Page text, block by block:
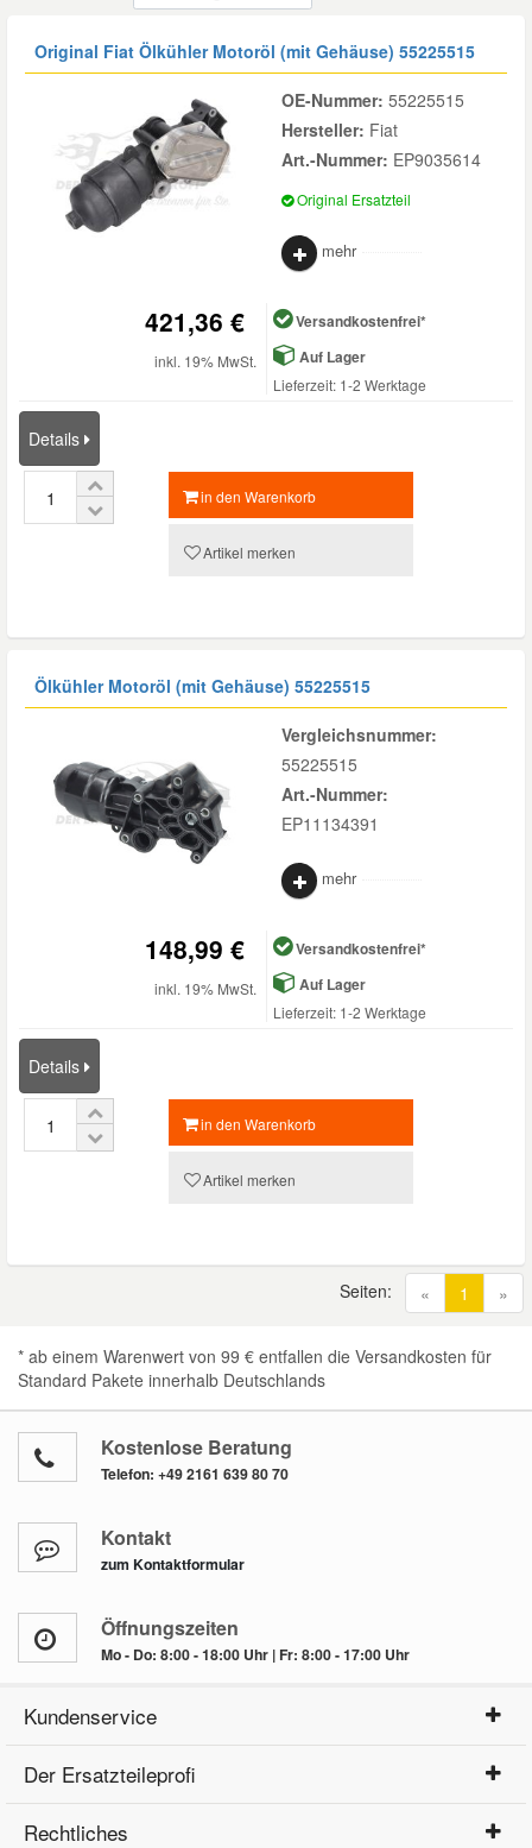
Original Fiat Ölkühler Motoröl (mit Gehäuse) 55225515
OE-Nummer: 55225515
Hersteller: Fiat
Art.-Nummer: EP9035614
Original Ersatzteil
mehr
421,36 €
inkl. 19% MwSt.
Versandkostenfrei*
Auf Lager
Lieferzeit: 1-2 Werktage
Details
in den Warenkorb
Artikel merken
Ölkühler Motoröl (mit Gehäuse) 55225515
Vergleichsnummer:
55225515
Art.-Nummer:
EP11134391
mehr
148,99 €
inkl. 19% MwSt.
Versandkostenfrei*
Auf Lager
Lieferzeit: 1-2 Werktage
Details
in den Warenkorb
Artikel merken
« 1 (current)
»
Seiten:
* ab einem Warenwert von 99 € entfallen die Versandkosten für
Standard Pakete innerhalb Deutschlands
Kostenlose Beratung
Telefon: +49 2161 639 80 70
Kontakt
zum Kontaktformular
Öffnungszeiten
Mo - Do: 8:00 - 18:00 Uhr | Fr: 8:00 - 17:00 Uhr
Kundenservice
Der Ersatzteileprofi
Rechtliches
Scheibenreinigung
Zündanlage und Glühanlage
Karosserie Werkzeug
Werkstattbedarf
Winter-Autozubehör
Daewoo Ersatzteile
Daihatsu Ersatzteile
Dodge Ersatzteile
Hyundai Ersatzteile
Kia Ersatzteile
Lancia Ersatzteile
Mitsubishi Ersatzteile
Nissan Ersatzteile
Seat Ersatzteile
Skoda Ersatzteile
Smart Ersatzteile
Suzuki Ersatzteile
Toyota Ersatzteile